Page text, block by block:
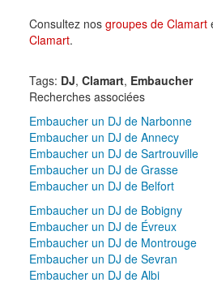
Consultez nos groupes de Clamart
Clamart.
Tags: DJ, Clamart, Embaucher
Recherches associées
Embaucher un DJ de Narbonne
Embaucher un DJ de Annecy
Embaucher un DJ de Sartrouville
Embaucher un DJ de Grasse
Embaucher un DJ de Belfort
Embaucher un DJ de Bobigny
Embaucher un DJ de Évreux
Embaucher un DJ de Montrouge
Embaucher un DJ de Sevran
Embaucher un DJ de Albi